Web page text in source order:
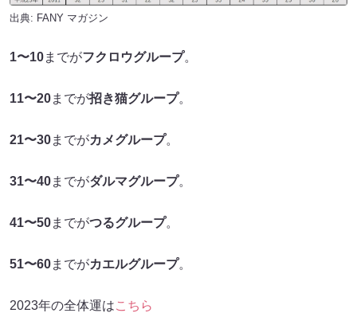
出典: FANY マガジン
1〜10までがフクロウグループ。
11〜20までが招き猫グループ。
21〜30までがカメグループ。
31〜40までがダルマグループ。
41〜50までがつるグループ。
51〜60までがカエルグループ。
2023年の全体運はこちら